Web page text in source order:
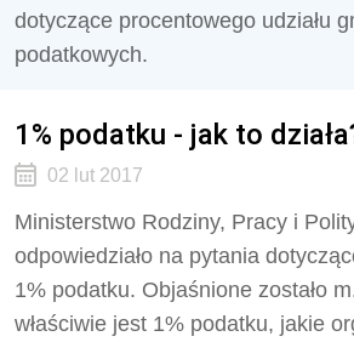
dotyczące procentowego udziału
podatkowych.
1% podatku - jak to
02 lut 2017
Ministerstwo Rodziny, Pracy i
odpowiedziało na pytania
1% podatku. Objaśnione zostało
właściwie jest 1% podatku, jakie